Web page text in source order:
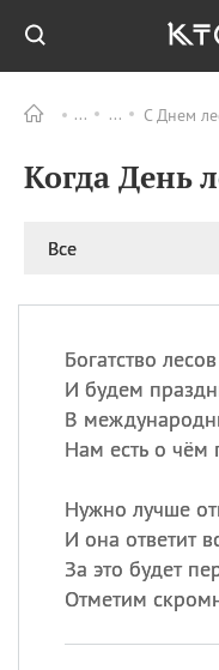
С Днем
Когда День
Все
Богатство
И будем
В
Нам есть о чём
Нужно лучше
И она ответит
За это будет
Отметим